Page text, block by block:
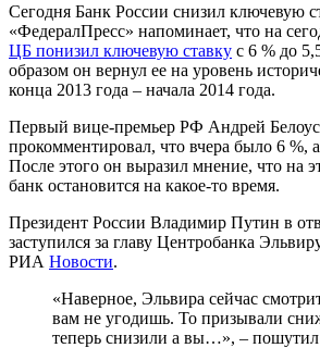
Сегодня Банк России снизил ключевую
«ФедералПресс» напоминает, что на
ЦБ понизил ключевую ставку с 6 % до
образом он вернул ее на уровень
конца 2013 года – начала 2014 года.
Первый вице-премьер РФ Андрей
прокомментировал, что вчера было 6 %,
После этого он выразил мнение, что на
банк остановится на какое-то время.
Президент России Владимир Путин в
заступился за главу Центробанка
РИА Новости.
«Наверное, Эльвира сейчас
вам не угодишь. То призывали
теперь снизили а вы…», – пошутил